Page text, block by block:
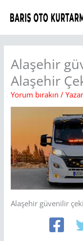
atla
Alaşehir
Alaşehir
Yorum bırakın /
Alaşehir güvenilir